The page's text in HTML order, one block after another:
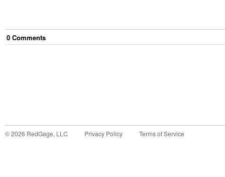
0 Comments
©2026 RedGage, LLC Privacy Policy Terms of Service